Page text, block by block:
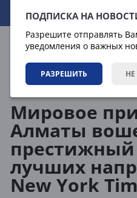
ПОДПИСКА НА
Разрешите отправлять
уведомления о важных
РАЗРЕШИТЬ
07.08.2026 14:55:34
Мировое
Алматы
престижный
лучших
New York